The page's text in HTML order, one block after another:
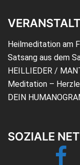
Heilmeditation am
Satsang aus dem
HEILLIEDER /
Meditation –
DEIN
SOZIALE